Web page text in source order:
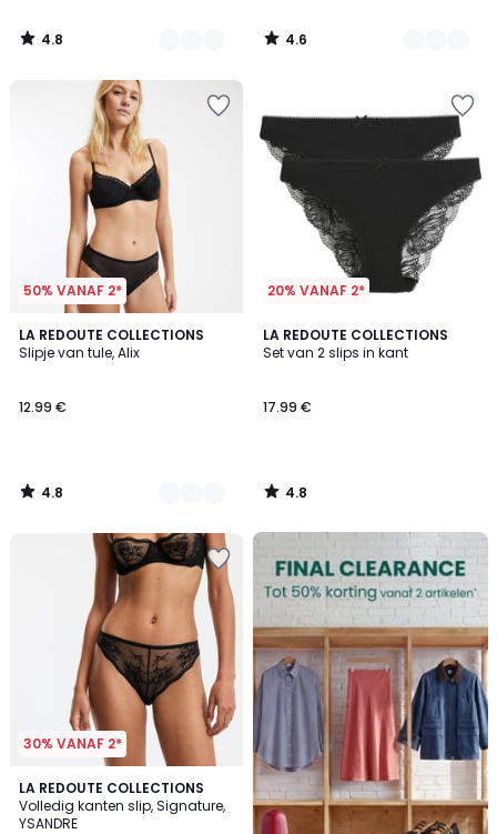
4.8
/
4.6
/
50% VANAF 2*
LA REDOUTE COLLECTIONS
Slipje van tule, Alix
12.99 €
4.8
/ 5
4
Kleuren
4.8
/
20% VANAF 2*
LA REDOUTE COLLECTIONS
Set van 2 slips in kant
17.99 €
4.8
/ 5
4.8
/
30% VANAF 2*
LA REDOUTE COLLECTIONS
Volledig kanten slip, Signature,
YSANDRE
4
/
5
2
Kleuren
FINAL
CLEARANCE